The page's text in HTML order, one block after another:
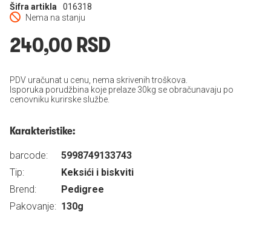
Nema na stanju
Šifra artikla 016318
240,00 RSD
PDV uračunat u cenu, nema skrivenih troškova.
Isporuka porudžbina koje prelaze 30kg se obračunavaju po
cenovniku kurirske službe.
Karakteristike:
barcode:
5998749133743
Tip:
Keksići i biskviti
Brend:
Pedigree
Pakovanje: 130g